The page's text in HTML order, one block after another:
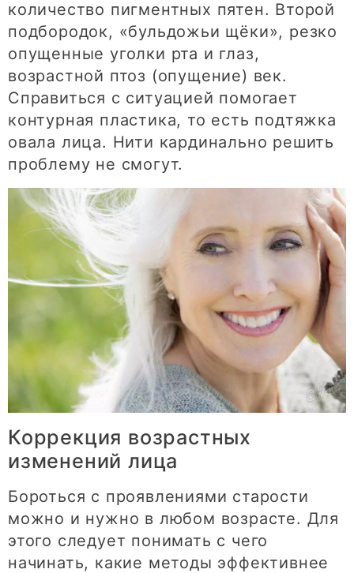
количество пигментных пятен. Второй
подбородок, «бульдожьи щёки», резко
опущенные уголки рта и глаз,
возрастной птоз (опущение) век.
Справиться с ситуацией помогает
контурная пластика, то есть подтяжка
овала лица. Нити кардинально решить
проблему не смогут.
Коррекция возрастных
изменений лица
Бороться с проявлениями старости
можно и нужно в любом возрасте. Для
этого следует понимать с чего
начинать, какие методы эффективнее